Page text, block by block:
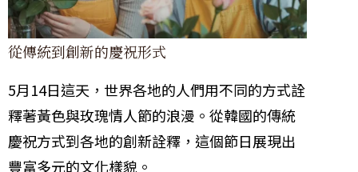
從傳統到創新的慶祝形式
5月14日這天，世界各地的人們用不同的方式詮
釋著黃色與玫瑰情人節的浪漫。從韓國的傳統
慶祝方式到各地的創新詮釋，這個節日展現出
豐富多元的文化樣貌。